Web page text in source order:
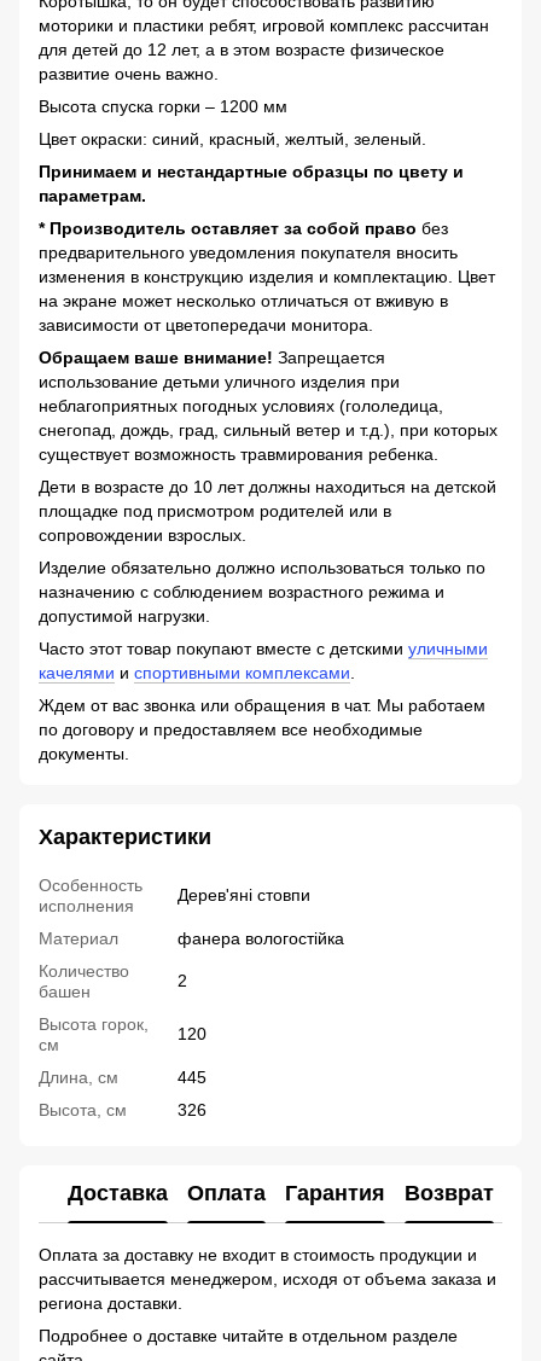
моторики и пластики ребят, игровой комплекс рассчитан
для детей до 12 лет, а в этом возрасте физическое
развитие очень важно.
Высота спуска горки – 1200 мм
Цвет окраски: синий, красный, желтый, зеленый.
Принимаем и нестандартные образцы по цвету и
параметрам.
* Производитель оставляет за собой право без
предварительного уведомления покупателя вносить
изменения в конструкцию изделия и комплектацию. Цвет
на экране может несколько отличаться от вживую в
зависимости от цветопередачи монитора.
Обращаем ваше внимание! Запрещается
использование детьми уличного изделия при
неблагоприятных погодных условиях (гололедица,
снегопад, дождь, град, сильный ветер и т.д.), при которых
существует возможность травмирования ребенка.
Дети в возрасте до 10 лет должны находиться на детской
площадке под присмотром родителей или в
сопровождении взрослых.
Изделие обязательно должно использоваться только по
назначению с соблюдением возрастного режима и
допустимой нагрузки.
Часто этот товар покупают вместе с детскими уличными
качелями и спортивными комплексами
Ждем от вас звонка или обращения в чат. Мы работаем
по договору и предоставляем все необходимые
документы.
Характеристики
Особенность
исполнения
Дерев'яні стовпи
Материал
фанера вологостійка
Количество
башен
2
Высота горок,
см
120
Длина, см
445
Высота, см
326
Доставка Оплата Гарантия Возврат
Оплата за доставку не входит в стоимость продукции и
рассчитывается менеджером, исходя от объема заказа и
региона доставки.
Подробнее о доставке читайте в отдельном разделе